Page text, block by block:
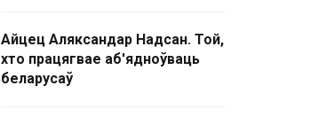
Айцец Аляксандар Надсан. Той,
хто працягвае аб'ядноўваць
беларусаў